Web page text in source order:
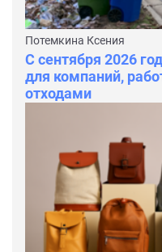
Потемкина Ксения
С сентября 2026
для компаний,
отходами